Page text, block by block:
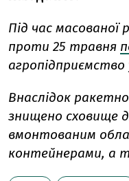
Під час масованої
проти 25 травня
агропідприємство
Внаслідок
знищено сховище
вмонтованим
контейнерами, а